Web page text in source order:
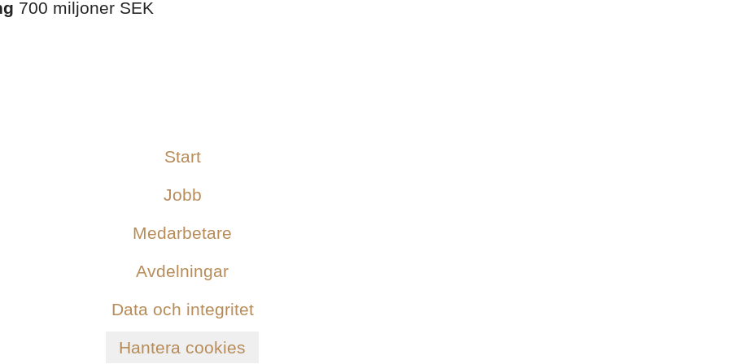
700 miljoner SEK
Start
Jobb
Medarbetare
Avdelningar
Data och integritet
Hantera cookies